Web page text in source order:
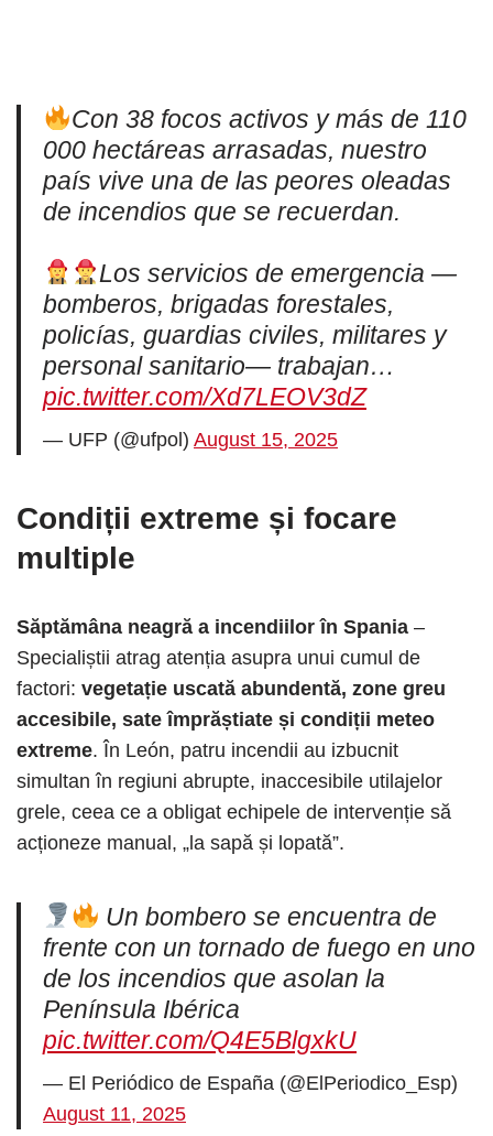
Con 38 focos activos y más de 110
000 hectáreas arrasadas, nuestro
país vive una de las peores oleadas
de incendios que se recuerdan.
Los servicios de emergencia —
bomberos, brigadas forestales,
policías, guardias civiles, militares y
personal sanitario— trabajan…
pic.twitter.com/Xd7LEOV3dZ
— UFP (@ufpol) August 15, 2025
Condiții extreme și focare
multiple
Săptămâna neagră a incendiilor în Spania –
Specialiștii atrag atenția asupra unui cumul de
factori: vegetație uscată abundentă, zone greu
accesibile, sate împrăștiate și condiții meteo
extreme. În León, patru incendii au izbucnit
simultan în regiuni abrupte, inaccesibile utilajelor
grele, ceea ce a obligat echipele de intervenție să
acționeze manual, „la sapă și lopată”.
Un bombero se encuentra de
frente con un tornado de fuego en uno
de los incendios que asolan la
Península Ibérica
pic.twitter.com/Q4E5BlgxkU
— El Periódico de España (@ElPeriodico_Esp)
August 11, 2025